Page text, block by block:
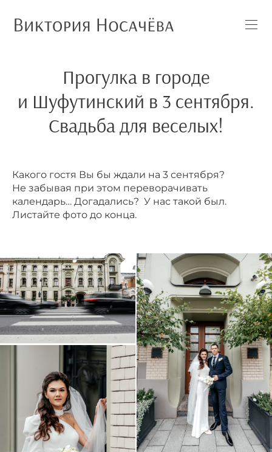
Прогулка в городе
и Шуфутинский в 3 сентября.
Свадьба для веселых!
Какого гостя Вы бы ждали на 3 сентября?
Не забывая при этом переворачивать
календарь… Догадались? У нас такой был.
Листайте фото до конца.